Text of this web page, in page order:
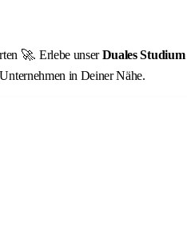
🚀. Erlebe unserDuales Studium
in Deiner Nähe.